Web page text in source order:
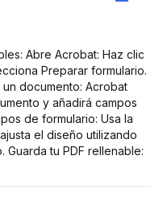
Abre Acrobat: Haz clic
Preparar formulario.
documento: Acrobat
y añadirá campos
de formulario: Usa la
el diseño utilizando
tu PDF rellenable: